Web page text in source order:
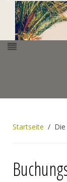
Startseite